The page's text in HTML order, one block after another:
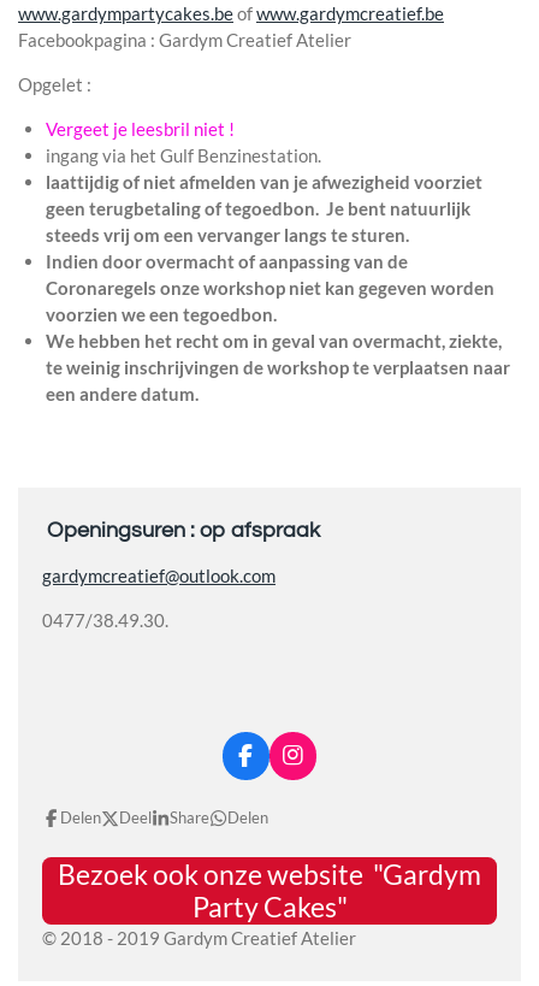
www.gardympartycakes.beofwww.gardymcreatief.be
Facebookpagina : Gardym Creatief Atelier
Opgelet :
Vergeet je leesbril niet !
ingang via het Gulf Benzinestation.
laattijdig of niet afmelden van je afwezigheid voorziet
geen terugbetaling of tegoedbon. Je bent natuurlijk
steeds vrij om een vervanger langs te sturen.
Indien door overmacht of aanpassing van de
Coronaregels onze workshop niet kan gegeven worden
voorzien we een tegoedbon.
We hebben het recht om in geval van overmacht, ziekte,
te weinig inschrijvingen de workshop te verplaatsen naar
een andere datum.
Openingsuren : op afspraak
gardymcreatief@outlook.com
0477/38.49.30.
F
a
c
e
o
k
I
n
g
r
a
m
Delen Deel Share Delen
Bezoek ook onze website "Gardym
Party Cakes"
© 2018 - 2019 Gardym Creatief Atelier